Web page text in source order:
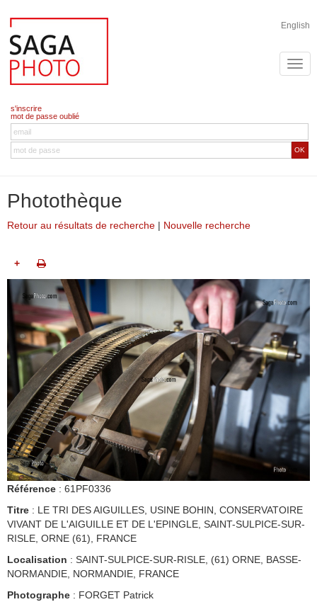
English
s'inscrire
mot de passe oublié
OK
Photothèque
Retour au résultats de recherche | Nouvelle recherche
+
Référence : 61PF0336
Titre : LE TRI DES AIGUILLES, USINE BOHIN, CONSERVATOIRE
VIVANT DE L'AIGUILLE ET DE L'EPINGLE, SAINT-SULPICE-SUR-
RISLE, ORNE (61), FRANCE
Localisation : SAINT-SULPICE-SUR-RISLE, (61) ORNE, BASSE-
NORMANDIE, NORMANDIE, FRANCE
Photographe : FORGET Patrick